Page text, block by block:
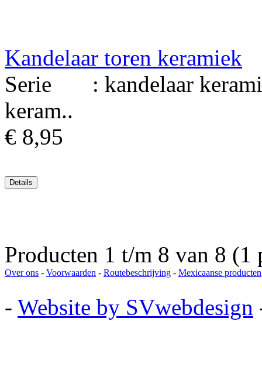
Kandelaar toren keramiek
Serie : kandelaar
keram..
€ 8,95
Producten 1 t/m 8 van 8 (1
Over ons - Voorwaarden - Routebeschrijving - Mexicaanse producten
- Website by SVwebdesign